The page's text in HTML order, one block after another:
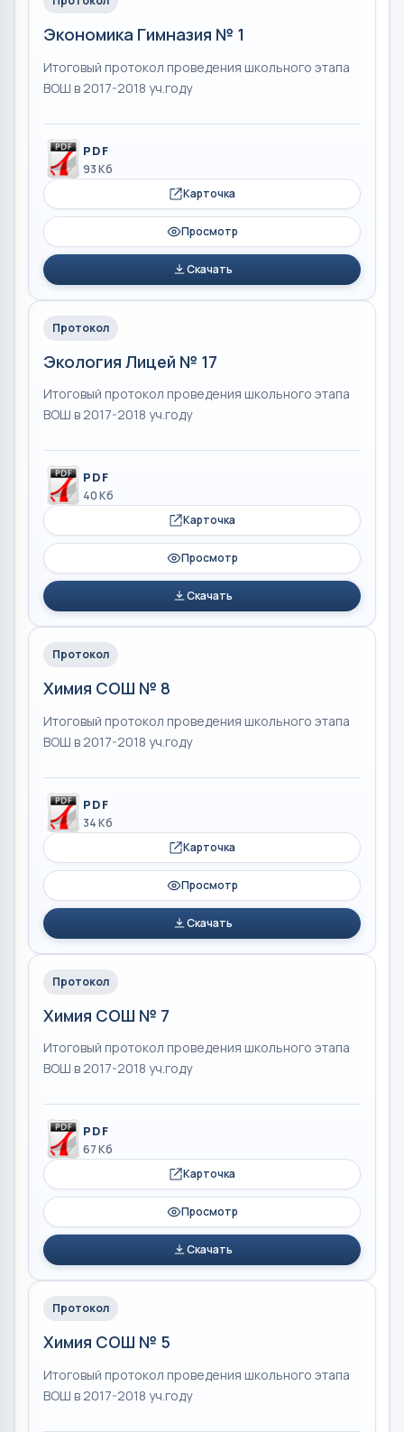
Экономика Гимназия № 1
Итоговый протокол проведения школьного этапа
ВОШ в 2017-2018 уч.году
PDF
93 Кб
Карточка
Просмотр
Скачать
Протокол
Экология Лицей № 17
Итоговый протокол проведения школьного этапа
ВОШ в 2017-2018 уч.году
PDF
40 Кб
Карточка
Просмотр
Скачать
Протокол
Химия СОШ № 8
Итоговый протокол проведения школьного этапа
ВОШ в 2017-2018 уч.году
PDF
34 Кб
Карточка
Просмотр
Скачать
Протокол
Химия СОШ № 7
Итоговый протокол проведения школьного этапа
ВОШ в 2017-2018 уч.году
PDF
67 Кб
Карточка
Просмотр
Скачать
Протокол
Химия СОШ № 5
Итоговый протокол проведения школьного этапа
ВОШ в 2017-2018 уч.году